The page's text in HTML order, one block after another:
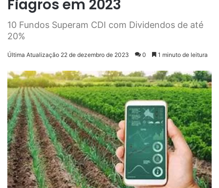
Fiagros em 2023
10 Fundos Superam CDI com Dividendos de até
20%
Última Atualização 22 de dezembro de 2023 0 1 minuto de leitura